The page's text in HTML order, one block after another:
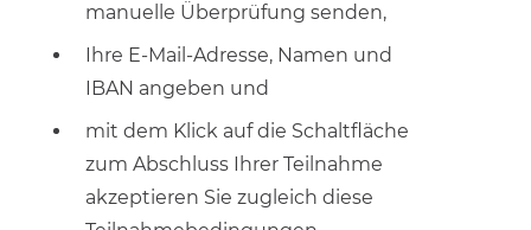
manuelle Überprüfung senden,
Ihre E-Mail-Adresse, Namen und
IBAN angeben und
mit dem Klick auf die Schaltfläche
zum Abschluss Ihrer Teilnahme
akzeptieren Sie zugleich diese